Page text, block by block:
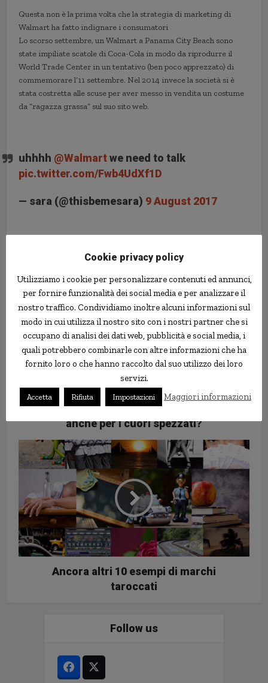
Questa non è la prima volta che la strategia di marketing di
Walmart ha fatto indignare i consumatori
Lo scorso settembre, un Walmart a Panama City Beach sono
state impiliate scatole di Coca-Cola in modo da riprodurre il
World Trade Center in un tentativo (ben poco apprezzato) di
commemorare l’11 settembre. Nel 2014 invece la società si è
stata costretta alle scuse per aver messo in vendita un costume
da “ragazza grassa” sul suo sito web.
uhhhh @Walmartwe need to talk
pic.twitter.com/Fwb4UdXf1D
— sara (@thisbemesara) 9 August 2017
Le cure placebo funzionano
anche per i cuori spezzati?
Ancora altri 10 esempi di marchi
taroccati
Follow us
Cookie privacy policy
Utilizziamo i cookie per personalizzare contenuti ed annunci,
per fornire funzionalità dei social media e per analizzare il
nostro traffico. Condividiamo inoltre alcuni informazioni sul
modo in cui utilizza il nostro sito con i nostri partner che si
occupano di analisi dei dati web, pubblicità e social media, i
quali potrebbero combinarle con altre informazioni che ha
fornito loro o che hanno raccolto dal suo utilizzo dei loro
servizi.
Accetta Rifiuta Impostazioni Maggiori informazioni